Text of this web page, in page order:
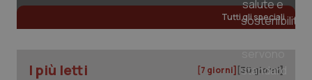
Tutti gli speciali
I più letti [7 giorni] [30 giorni]